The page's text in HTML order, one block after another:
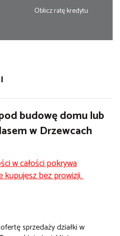
Oblicz ratę kredytu
budowę domu lub
w Drzewcach
w całości pokrywa
kupujesz bez prowizji.
sprzedaży działki w